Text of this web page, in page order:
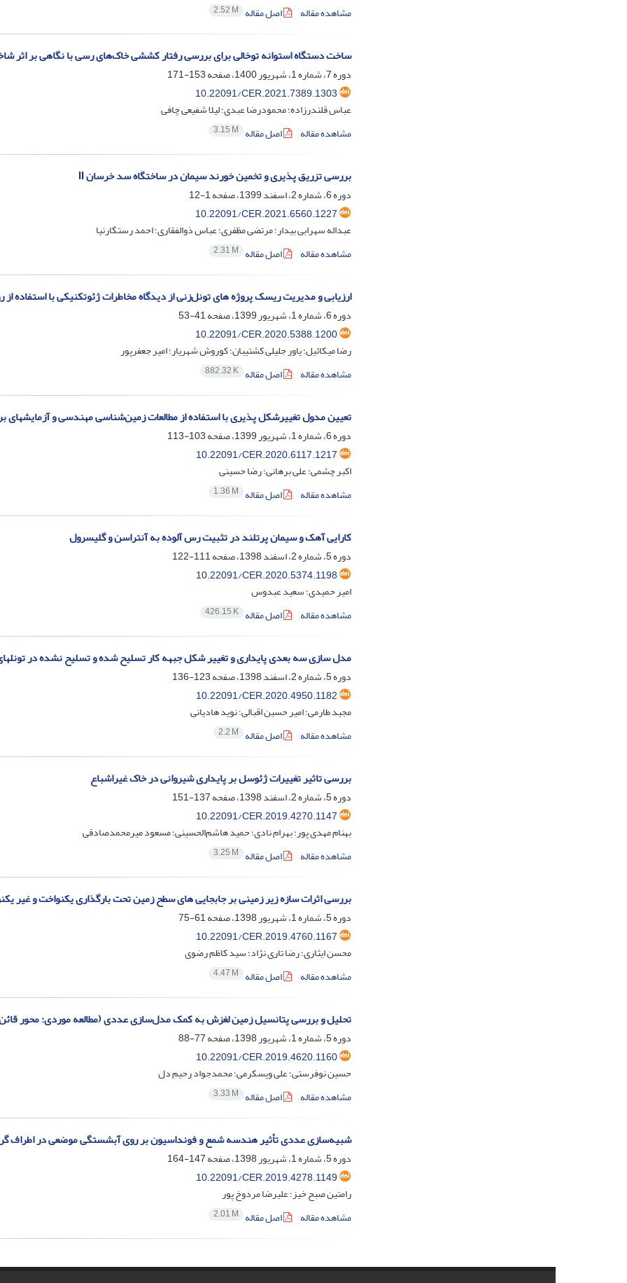
مشاهده مقاله
اصل مقاله 2.52 M
ساخت دستگاه استوانه توخالی برای بررسی رفتار کششی خاک‌های رسی با نگاهی بر اثر
دوره 7، شماره 1، شهریور 1400، صفحه
153-171
10.22091/CER.2021.7389.1303
عباس قلندرزاده؛ محمودرضا عبدی؛ لیلا شفیعی چافی
مشاهده مقاله
اصل مقاله 3.15 M
بررسی تزریق پذیری و تخمین خورند سیمان در ساختگاه سد خرسان II
دوره 6، شماره 2، اسفند 1399، صفحه
1-12
10.22091/CER.2021.6560.1227
عبداله سهرابی بیدار؛ مرتضی مظفری؛ عباس ذوالفقاری؛ احمد رستگارنیا
مشاهده مقاله
اصل مقاله 2.31 M
ارزیابی و مدیریت ریسک پروژه ‏های تونل‌زنی از دیدگاه مخاطرات ژئوتکنیکی با استفاده
دوره 6، شماره 1، شهریور 1399، صفحه
41-53
10.22091/CER.2020.5388.1200
رضا میکائیل؛ یاور جلیلی کشتیبان؛ کوروش شهریار؛ امیر جعفرپور
مشاهده مقاله
اصل مقاله 882.32 K
تعیین مدول تغییرشکل پذیری با استفاده از مطالعات زمین‌شناسی مهندسی و آزمایشهای
دوره 6، شماره 1، شهریور 1399، صفحه
103-113
10.22091/CER.2020.6117.1217
اکبر چشمی؛ علی برهانی؛ رضا حسینی
مشاهده مقاله
اصل مقاله 1.36 M
کارایی آهک و سیمان پرتلند در تثبیت رس آلوده به آنتراسن و گلیسرول
دوره 5، شماره 2، اسفند 1398، صفحه
111-122
10.22091/CER.2020.5374.1198
امیر حمیدی؛ سعید عبدوس
مشاهده مقاله
اصل مقاله 426.15 K
مدل سازی سه بعدی پایداری و تغییر شکل جبهه کار تسلیح شده و تسلیح نشده در
دوره 5، شماره 2، اسفند 1398، صفحه
123-136
10.22091/CER.2020.4950.1182
مجید طارمی؛ امیر حسین اقبالی؛ نوید هادیانی
مشاهده مقاله
اصل مقاله 2.2 M
بررسی تاثیر تغییرات ژئوسل بر پایداری شیروانی در خاک غیراشباع
دوره 5، شماره 2، اسفند 1398، صفحه
137-151
10.22091/CER.2019.4270.1147
بهنام مهدی پور؛ بهرام نادی؛ حمید هاشم‌الحسینی؛ مسعود میرمحمدصادقی
مشاهده مقاله
اصل مقاله 3.25 M
بررسی اثرات سازه زیر زمینی بر جابجایی های سطح زمین تحت بارگذاری یکنواخت و غیر
دوره 5، شماره 1، شهریور 1398، صفحه
61-75
10.22091/CER.2019.4760.1167
محسن ایثاری؛ رضا تاری نژاد؛ سید کاظم رضوی
مشاهده مقاله
اصل مقاله 4.47 M
تحلیل و بررسی پتانسیل زمین لغزش به کمک مدل‌سازی عددی (مطالعه موردی: محور
دوره 5، شماره 1، شهریور 1398، صفحه
77-88
10.22091/CER.2019.4620.1160
حسین نوفرستی؛ علی ویسکرمی؛ محمدجواد رحیم دل
مشاهده مقاله
اصل مقاله 3.33 M
شبیه‌سازی عددی تأثیر هندسه شمع و فونداسیون بر روی آبشستگی موضعی در اطراف
دوره 5، شماره 1، شهریور 1398، صفحه
147-164
10.22091/CER.2019.4278.1149
رامتین صبح خیز؛ علیرضا مردوخ پور
مشاهده مقاله
اصل مقاله 2.01 M